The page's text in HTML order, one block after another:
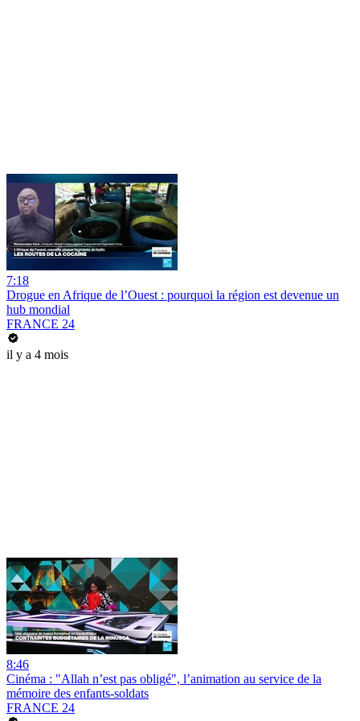
7:18
Drogue en Afrique de l’Ouest : pourquoi la région est devenue un
hub mondial
FRANCE 24
il y a 4 mois
8:46
Cinéma : "Allah n’est pas obligé", l’animation au service de la
mémoire des enfants-soldats
FRANCE 24